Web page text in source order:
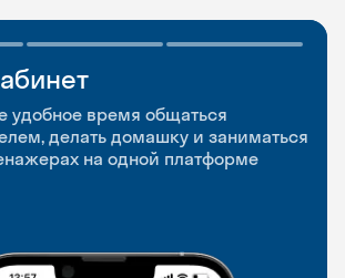
удобное время общаться
делать домашку и заниматься
на одной платформе
и изучать новые слова где
клубы
для разговорной практики
встречи с преподавателями